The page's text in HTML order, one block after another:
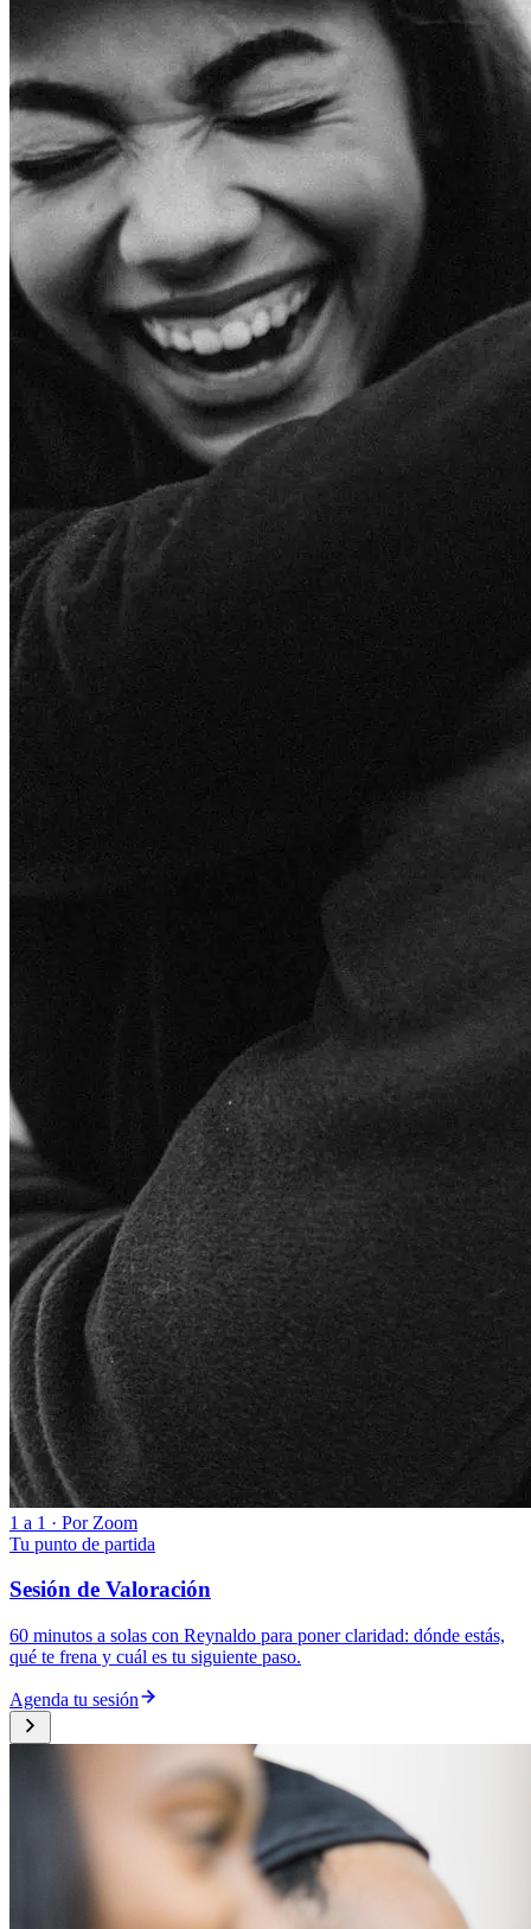
1 a 1 · Por Zoom
Tu punto de partida
Sesión de Valoración
60 minutos a solas con Reynaldo para poner claridad: dónde estás,
qué te frena y cuál es tu siguiente paso.
Agenda tu sesión